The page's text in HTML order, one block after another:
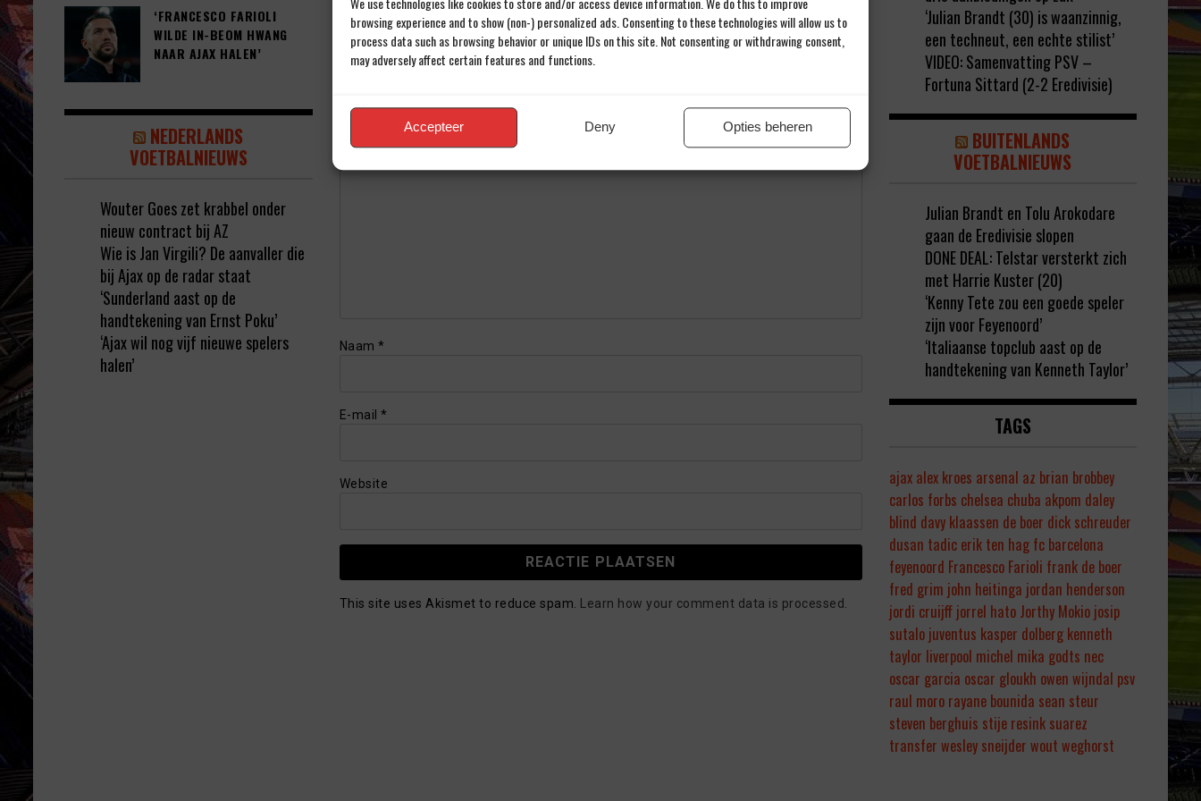
browsing experience and to show (non-) personalized ads. Consenting to these technologies will allow us to
process data such as browsing behavior or unique IDs on this site. Not consenting or withdrawing consent,
may adversely affect certain features and functions.
Accepteer Deny Opties beheren
Geef een reactie
Naam *
E-mail *
Website
This site uses Akismet to reduce spam. Learn how your comment data is processed.
‘FRANCESCO FARIOLI
WILDE IN-BEOM HWANG
NAAR AJAX HALEN’
NEDERLANDS
VOETBALNIEUWS
Wouter Goes zet krabbel onder
nieuw contract bij AZ
Wie is Jan Virgili? De aanvaller die
bij Ajax op de radar staat
‘Sunderland aast op de
handtekening van Ernst Poku’
‘Ajax wil nog vijf nieuwe spelers
halen’
‘Julian Brandt (30) is waanzinnig,
een techneut, een echte stilist’
VIDEO: Samenvatting PSV –
Fortuna Sittard (2-2 Eredivisie)
BUITENLANDS
VOETBALNIEUWS
Julian Brandt en Tolu Arokodare
gaan de Eredivisie slopen
DONE DEAL: Telstar versterkt zich
met Harrie Kuster (20)
‘Kenny Tete zou een goede speler
zijn voor Feyenoord’
‘Italiaanse topclub aast op de
handtekening van Kenneth Taylor’
TAGS
ajax alex kroes arsenal az brian brobbey
carlos forbs chelsea chuba akpom daley
blind davy klaassen de boer dick schreuder
dusan tadic erik ten hag fc barcelona
feyenoord Francesco Farioli frank de boer
fred grim john heitinga jordan henderson
jordi cruijff jorrel hato Jorthy Mokio josip
sutalo juventus kasper dolberg kenneth
taylor liverpool michel mika godts nec
oscar garcia oscar gloukh owen wijndal psv
raul moro rayane bounida sean steur
steven berghuis stije resink suarez
transfer wesley sneijder wout weghorst